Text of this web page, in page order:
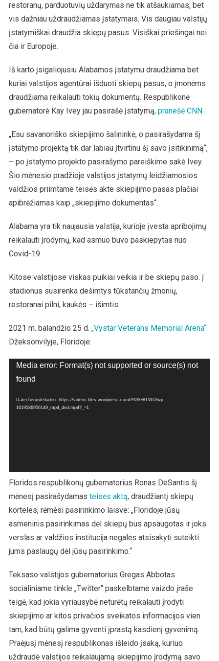
restoranų, parduotuvių uždarymas ne tik atšaukiamas, bet
vis dažniau uždraudžiamas įstatymais. Vis daugiau valstijų
įstatymiškai draudžia skiepų pasus. Visiškai priešingai nei
čia ir Europoje.
Iš karto įsigaliojusiu Alabamos įstatymu draudžiama bet
kuriai valstijos agentūrai išduoti skiepų pasus, o įmonėms
draudžiama reikalauti tokių dokumentų. Respublikonė
gubernatorė Kay Ivey jau pasirašė įstatymą, pranešė CNN.
„Esu savanoriško skiepijimo šalininkė, o pasirašydama šį
įstatymo projektą tik dar labiau įtvirtinu šį savo įsitikinimą“,
– po įstatymo projekto pasirašymo pareiškime sakė Ivey.
Šio mėnesio pradžioje valstijos įstatymų leidžiamosios
valdžios priimtame teisės akte skiepijimo pasas plačiai
apibrėžiamas kaip „skiepijimo dokumentas“.
Alabama yra tik naujausia valstija, kurioje įvesta apribojimų
reikalauti įrodymų, kad asmuo buvo paskiepytas nuo
Covid-19.
Kitose valstijose viskas puikiai veikia ir be skiepų paso. Į
stadionus susirenka dešimtys tūkstančių žmonių,
restoranai pilni, kaukės – išimtis.
2021 m. balandžio 25 d. „Vystar Veterans Memorial Arena“
Džeksonvilyje, Floridoje:
Video-
Player
Media error: Format(s) not supported or source(s) not
found
Datei herunterladen: https://videos.files.wordpress.com/PN9G8TWD/wp-
1619586956149_mp4_dvd.mp4?_=1
Floridos respublikonų gubernatorius Ronas DeSantis šį
mėnesį pasirašydamas teisės aktą, draudžiantį skiepų
korteles, rėmėsi pasirinkimo laisve: „Floridoje jūsų
asmeninis pasirinkimas dėl skiepų bus apsaugotas ir joks
verslas ar valdžios institucija negalės atsisakyti suteikti
jums paslaugų dėl jūsų pasirinkimo.“
Teksaso valstijos gubernatorius Gregas Abbotas
socialiniame tinkle „Twitter“ paskelbtame vaizdo įraše
teigė, kad jokia vyriausybė neturėtų reikalauti įrodyti
skiepijimo ar kitos privačios sveikatos informacijos vien
tam, kad būtų galima gyventi įprastą kasdienį gyvenimą.
Praėjusį mėnesį respublikonas išleido įsaką, kuriuo
uždraudė valstijos reikalaujamą skiepijimo įrodymą savo